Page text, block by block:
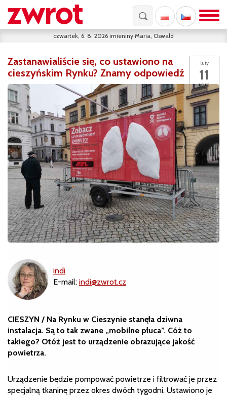
czwartek, 6. 8. 2026 imieniny Maria, Oswald
luty
11
2022
Zastanawialiście się, co ustawiono na
cieszyńskim Rynku? Znamy odpowiedź
indi
E-mail: indi@zwrot.cz
CIESZYN / Na Rynku w Cieszynie stanęła dziwna
instalacja. Są to tak zwane „mobilne płuca”. Cóż to
takiego? Otóż jest to urządzenie obrazujące jakość
powietrza.
Urządzenie będzie pompować powietrze i filtrować je przez
specjalną tkaninę przez okres dwóch tygodni. Ustawiono je